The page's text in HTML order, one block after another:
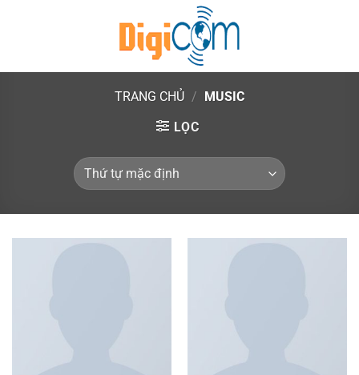
dung
Music
TRANG CHỦ /
MUSIC
LỌC